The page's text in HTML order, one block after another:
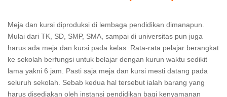
Meja dan kursi diproduksi di lembaga pendidikan dimanapun.
Mulai dari TK, SD, SMP, SMA, sampai di universitas pun juga
harus ada meja dan kursi pada kelas. Rata-rata pelajar berangkat
ke sekolah berfungsi untuk belajar dengan kurun waktu sedikit
lama yakni 6 jam. Pasti saja meja dan kursi mesti datang pada
seluruh sekolah. Sebab kedua hal tersebut ialah barang yang
harus disediakan oleh instansi pendidikan bagi kenyamanan